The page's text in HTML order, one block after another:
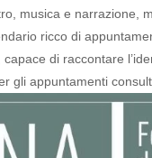
musica e narrazione,
ricco di
di raccontare
gli appuntamenti